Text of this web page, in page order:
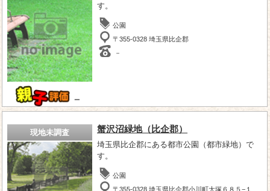
－
す。
公園
〒355-0328 埼玉県比企郡
－
現地未調査 蟹沢沼緑地（比企郡）
埼玉県比企郡にある都市公園（都市緑地）で
す。
公園
〒355-0328 埼玉県比企郡小川町大塚６８５−１